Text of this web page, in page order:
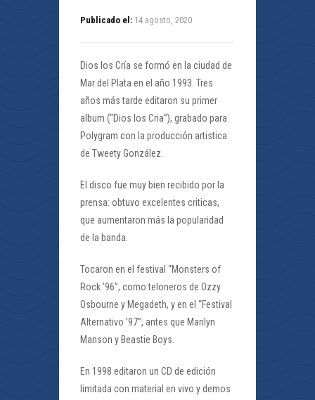
Publicado el: 14 agosto, 2020
Dios los Cría se formó en la ciudad de
Mar del Plata en el año 1993. Tres
años más tarde editaron su primer
album (“Dios los Cria”), grabado para
Polygram con la producción artistica
de Tweety González.
El disco fue muy bien recibido por la
prensa: obtuvo excelentes criticas,
que aumentaron más la popularidad
de la banda.
Tocaron en el festival “Monsters of
Rock ’96”, como teloneros de Ozzy
Osbourne y Megadeth, y en el “Festival
Alternativo ’97”, antes que Marilyn
Manson y Beastie Boys.
En 1998 editaron un CD de edición
limitada con material en vivo y demos